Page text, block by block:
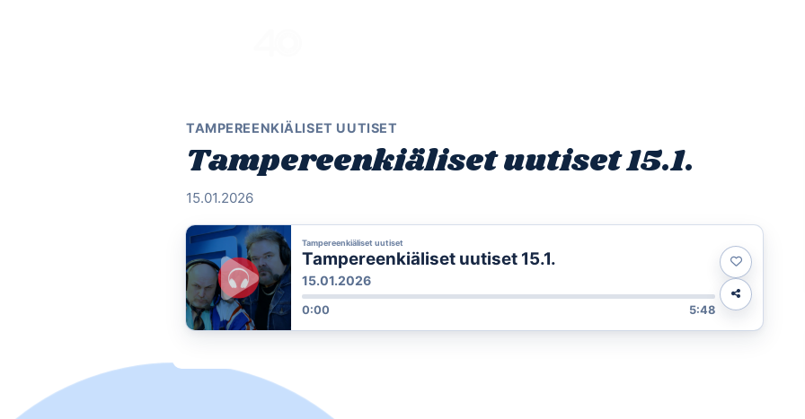
TAMPEREENKIÄLISET UUTISET
Tampereenkiäliset uutiset 15.1.
15.01.2026
Tampereenkiäliset uutiset
Tampereenkiäliset uutiset 15.1.
15.01.2026
0:00 5:48